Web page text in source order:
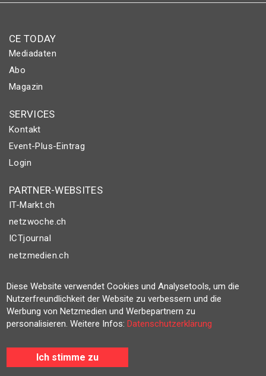
CE TODAY
Mediadaten
Abo
Magazin
SERVICES
Kontakt
Event-Plus-Eintrag
Login
PARTNER-WEBSITES
IT-Markt.ch
netzwoche.ch
ICTjournal
netzmedien.ch
© NETZMEDIEN AG 2026
Impressum
AGB
Datenschutzerklärung
Diese Website verwendet Cookies und Analysetools, um die
Nutzerfreundlichkeit der Website zu verbessern und die
Werbung von Netzmedien und Werbepartnern zu
personalisieren. Weitere Infos:Datenschutzerklärung
Ich stimme zu